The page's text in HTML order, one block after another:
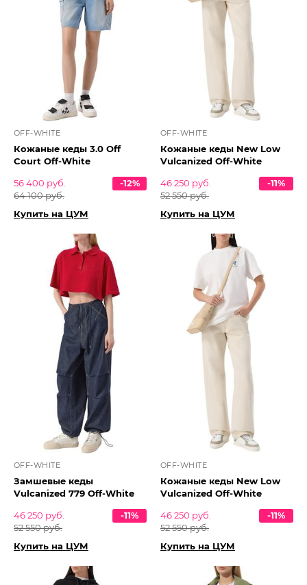
OFF-WHITE
Кожаные кеды 3.0 Off
Court Off-White
56 400 руб.
64 100 руб.
-12%
Купить на ЦУМ
OFF-WHITE
Кожаные кеды New Low
Vulcanized Off-White
46 250 руб.
52 550 руб.
-11%
Купить на ЦУМ
OFF-WHITE
Замшевые кеды
Vulcanized 779 Off-White
46 250 руб.
52 550 руб.
-11%
Купить на ЦУМ
OFF-WHITE
Кожаные кеды New Low
Vulcanized Off-White
46 250 руб.
52 550 руб.
-11%
Купить на ЦУМ